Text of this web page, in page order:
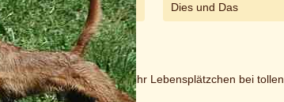
bis auf Daike haben alle ihr Lebensplätzchen bei tollen,
jetzt komm ich ... Dies und Das